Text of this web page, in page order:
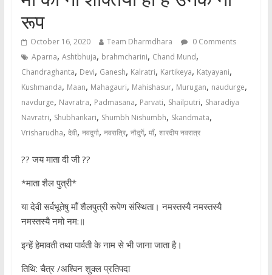
रूप
October 16, 2020 Team Dharmdhara
0 Comments
Aparna, Ashtbhuja, brahmcharini, Chand Mund,
Chandraghanta, Devi, Ganesh, Kalratri, Kartikeya, Katyayani,
Kushmanda, Maan, Mahagauri, Mahishasur, Murugan, naudurge,
navdurge, Navratra, Padmasana, Parvati, Shailputri, Sharadiya
Navratri, Shubhankari, Shumbh Nishumbh, Skandmata,
Vrisharudha, देवी, नवदुर्गा, नवरात्रि, नौदुर्गे, माँ, शारदीय नवरात्र
?? जय माता दी जी ??
*माता शैल पुत्री*
या देवी सर्वभूतेषु माँ शैलपुत्री रूपेण संस्थिता। नमस्तस्यै नमस्तस्यै
नमस्तस्यै नमो नम:॥
इन्हें हेमावती तथा पार्वती के नाम से भी जाना जाता है।
तिथि: चैत्र /अश्विन शुक्ल प्रतिपदा